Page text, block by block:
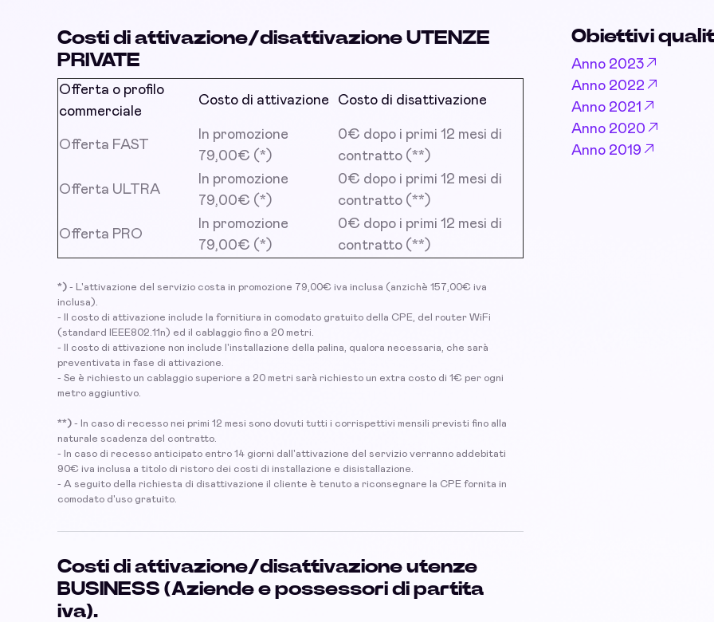
Costi di attivazione/disattivazione UTENZE
PRIVATE
Offerta o profilo
commerciale
Costo di attivazione Costo di disattivazione
Offerta FAST
In promozione
79,00€ (*)
0€ dopo i primi 12 mesi di
contratto (**)
Offerta ULTRA
In promozione
79,00€ (*)
0€ dopo i primi 12 mesi di
contratto (**)
Offerta PRO
In promozione
79,00€ (*)
0€ dopo i primi 12 mesi di
contratto (**)
*) - L'attivazione del servizio costa in promozione 79,00€ iva inclusa (anzichè 157,00€ iva
inclusa).
- Il costo di attivazione include la fornitiura in comodato gratuito della CPE, del router WiFi
(standard IEEE802.11n) ed il cablaggio fino a 20 metri.
- Il costo di attivazione non include l'installazione della palina, qualora necessaria, che sarà
preventivata in fase di attivazione.
- Se è richiesto un cablaggio superiore a 20 metri sarà richiesto un extra costo di 1€ per ogni
metro aggiuntivo.
**) - In caso di recesso nei primi 12 mesi sono dovuti tutti i corrispettivi mensili previsti fino alla
naturale scadenza del contratto.
- In caso di recesso anticipato entro 14 giorni dall'attivazione del servizio verranno addebitati
90€ iva inclusa a titolo di ristoro dei costi di installazione e disistallazione.
- A seguito della richiesta di disattivazione il cliente è tenuto a riconsegnare la CPE fornita in
comodato d'uso gratuito.
Costi di attivazione/disattivazione utenze
BUSINESS (Aziende e possessori di partita
iva).
Obiettivi
Anno 2023
Anno 2022
Anno 2021
Anno 2020
Anno 2019